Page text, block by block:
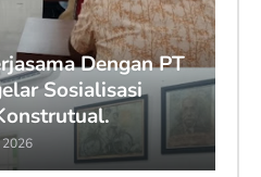
Dengan PT
Sosialisasi